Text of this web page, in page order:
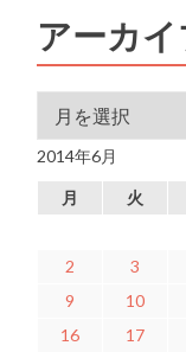
アーカ
アーカイブ
2014年6月
月 火
2
3
9
10
16
17